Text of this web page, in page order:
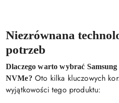
Niezrównana
potrzeb
Dlaczego warto wybrać
NVMe? Oto kilka kluczowych
wyjątkowości tego produktu: